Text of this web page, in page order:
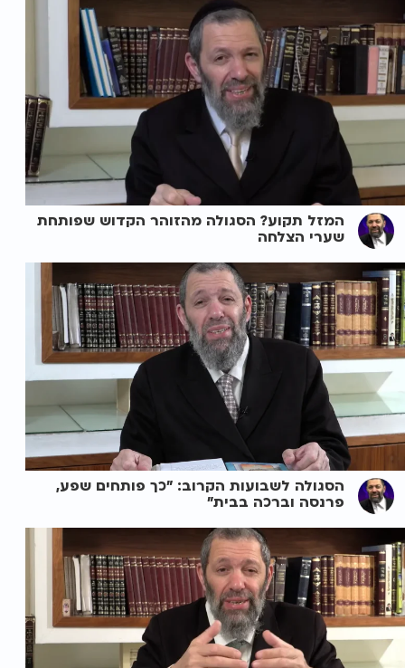
המזל תקוע? הסגולה מהזוהר הקדוש שפותחת
שערי הצלחה
הסגולה לשבועות הקרוב: "כך פותחים שפע,
פרנסה וברכה בבית"